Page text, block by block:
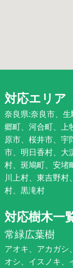
対応エリア
奈良県:奈良市、
郷町、河合町、上
原市、桜井市、宇
市、明日香村、大
村、斑鳩町、安堵
川上村、東吉野村
村、黒滝村
対応樹木一
常緑広葉樹
アオキ、アカガシ
オシ、イスノキ、